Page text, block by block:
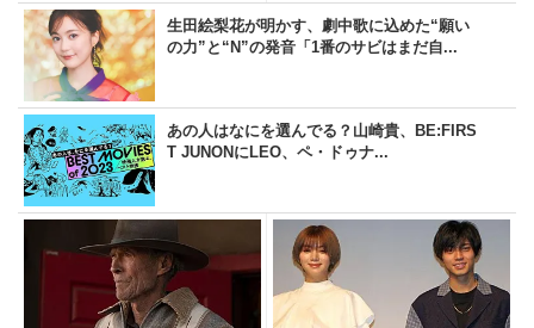
生田絵梨花が明かす、劇中歌に込めた“願い
の力”と“N”の発音「1番のサビはまだ自...
あの人はなにを選んでる？山崎貴、BE:FIRS
T JUNONにLEO、ペ・ドゥナ...